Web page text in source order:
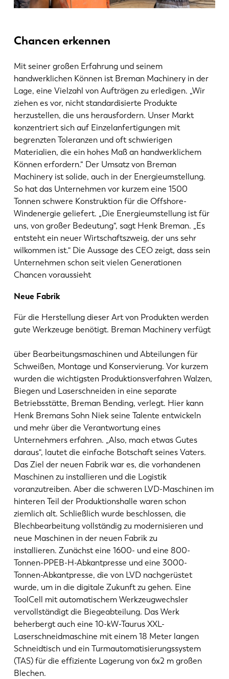
Chancen erkennen
Mit seiner großen Erfahrung und seinem
handwerklichen Können ist Breman Machinery in der
Lage, eine Vielzahl von Aufträgen zu erledigen. „Wir
ziehen es vor, nicht standardisierte Produkte
herzustellen, die uns herausfordern. Unser Markt
konzentriert sich auf Einzelanfertigungen mit
begrenzten Toleranzen und oft schwierigen
Materialien, die ein hohes Maß an handwerklichem
Können erfordern.“ Der Umsatz von Breman
Machinery ist solide, auch in der Energieumstellung.
So hat das Unternehmen vor kurzem eine 1500
Tonnen schwere Konstruktion für die Offshore-
Windenergie geliefert. „Die Energieumstellung ist für
uns, von großer Bedeutung“, sagt Henk Breman. „Es
entsteht ein neuer Wirtschaftszweig, der uns sehr
wilkommen ist." Die Aussage des CEO zeigt, dass sein
Unternehmen schon seit vielen Generationen
Chancen voraussieht
Neue Fabrik
Für die Herstellung dieser Art von Produkten werden
gute Werkzeuge benötigt. Breman Machinery verfügt
über Bearbeitungsmaschinen und Abteilungen für
Schweißen, Montage und Konservierung. Vor kurzem
wurden die wichtigsten Produktionsverfahren Walzen,
Biegen und Laserschneiden in eine separate
Betriebsstätte, Breman Bending, verlegt. Hier kann
Henk Bremans Sohn Niek seine Talente entwickeln
und mehr über die Verantwortung eines
Unternehmers erfahren. „Also, mach etwas Gutes
daraus", lautet die einfache Botschaft seines Vaters.
Das Ziel der neuen Fabrik war es, die vorhandenen
Maschinen zu installieren und die Logistik
voranzutreiben. Aber die schweren LVD-Maschinen im
hinteren Teil der Produktionshalle waren schon
ziemlich alt. Schließlich wurde beschlossen, die
Blechbearbeitung vollständig zu modernisieren und
neue Maschinen in der neuen Fabrik zu
installieren. Zunächst eine 1600- und eine 800-
Tonnen-PPEB-H-Abkantpresse und eine 3000-
Tonnen-Abkantpresse, die von LVD nachgerüstet
wurde, um in die digitale Zukunft zu gehen. Eine
ToolCell mit automatischem Werkzeugwechsler
vervollständigt die Biegeabteilung. Das Werk
beherbergt auch eine 10-kW-Taurus XXL-
Laserschneidmaschine mit einem 18 Meter langen
Schneidtisch und ein Turmautomatisierungssystem
(TAS) für die effiziente Lagerung von 6x2 m großen
Blechen.